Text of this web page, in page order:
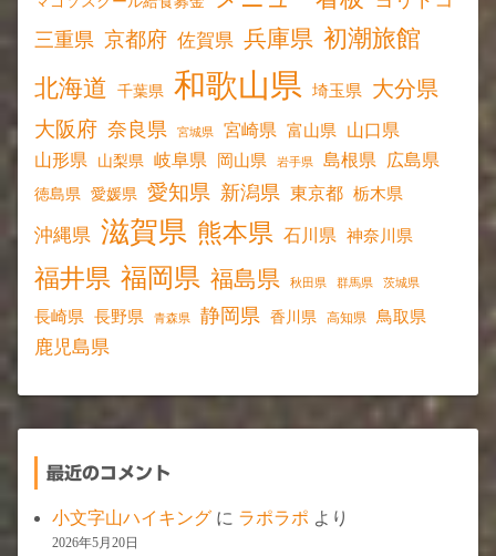
三重県 京都府 佐賀県 兵庫県 初潮旅館
北海道
千葉県 和歌山県 埼玉県 大分県
大阪府 奈良県 宮城県 宮崎県 富山県 山口県
山形県 山梨県 岐阜県 岡山県 岩手県 島根県 広島県
徳島県 愛媛県 愛知県 新潟県 東京都 栃木県
沖縄県 滋賀県 熊本県 石川県 神奈川県
福井県 福岡県 福島県 秋田県 群馬県 茨城県
長崎県 長野県 青森県 静岡県 香川県 高知県 鳥取県
鹿児島県
最近のコメント
小文字山ハイキング に ラポラポ より
2026年5月20日